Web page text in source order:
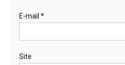
E-mail *
Site